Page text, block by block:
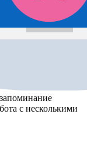
с несколькими